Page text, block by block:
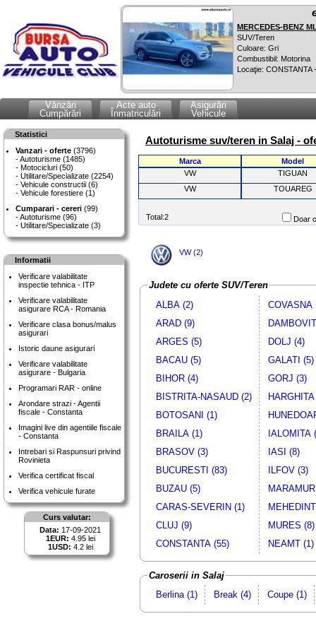
MERCEDES-BENZ
SUV/Teren
Culoare: Gri
Combustibil: Motorina
Locaţie: CONSTANTA
Vânzări
Cumpărări
Acte auto
Înmatriculări
Asigurări
Vehicule
Statistici
Vanzari - oferte (3796)
Autoturisme (1485)
Motocicluri (50)
Utilitare/Specializate (2254)
Vehicule constructii (6)
Vehicule forestiere (1)
Cumparari - cereri (99)
Autoturisme (96)
Utilitare/Specializate (3)
Informatii
Verificare valabilitate
inspectie tehnica - ITP
Verificare valabilitate
asigurare RCA - Romania
Verificare clasa bonus/malus
asigurari
Istoric daune asigurari
Verificare valabilitate
asigurare - Bulgaria
Programari RAR - online
Arondare strazi - Agentii
fiscale - Constanta
Imagini live din agentiile fiscale
- Constanta
Intrebari si Raspunsuri privind
Rovinieta
Verifica certificat fiscal
Verifica vehicule furate
Curs valutar:
Data: 17-09-2021
1EUR: 4.95 lei
1USD: 4.2 lei
Autoturisme suv/teren in Salaj -
Marca
Model
VW
TIGUAN
VW
TOUAREG
Total:2 Doar
VW (2)
Judete cu oferte SUV/Teren
ALBA (2)
ARAD (9)
ARGES (5)
BACAU (5)
BIHOR (4)
BISTRITA-NASAUD (2)
BOTOSANI (1)
BRAILA (1)
BRASOV (3)
BUCURESTI (83)
BUZAU (5)
CARAS-SEVERIN (1)
CLUJ (9)
CONSTANTA (55)
COVASNA
DOLJ (4)
GALATI (5)
GORJ (3)
IALOMITA
IASI (8)
ILFOV (3)
MURES (8)
NEAMT (1)
Caroserii in Salaj
Berlina (1)
Break (4) Coupe (1)